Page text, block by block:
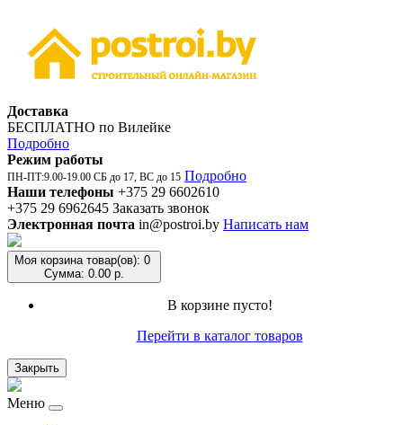
Доставка
БЕСПЛАТНО по Вилейке
Подробно
Режим работы
ПН-ПТ:9.00-19.00 СБ до 17, ВС до 15 Подробно
Наши телефоны +375 29 6602610
+375 29 6962645 Заказать звонок
Электронная почта in@postroi.by Написать нам
Моя корзина товар(ов): 0
Сумма: 0.00 р.
В корзине пусто!
Перейти в каталог товаров
Закрыть
Меню